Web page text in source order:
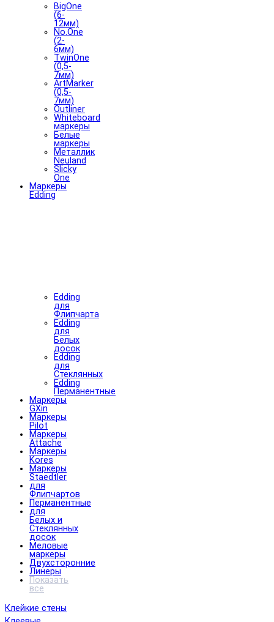
BigOne
(6-
12мм)
No.One
(2-
6мм)
TwinOne
(0,5-
7мм)
ArtMarker
(0,5-
7мм)
Outliner
Whiteboard
маркеры
Белые
маркеры
Металлик
Neuland
Slicky
One
Маркеры
Edding
Edding
для
Флипчарта
Edding
для
Белых
досок
Edding
для
Стеклянных
Edding
Перманентные
Маркеры
GXin
Маркеры
Pilot
Маркеры
Attache
Маркеры
Kores
Маркеры
Staedtler
для
Флипчартов
Перманентные
для
Белых и
Стеклянных
досок
Меловые
маркеры
Двухсторонние
Линеры
Показать
все
Клейкие стены